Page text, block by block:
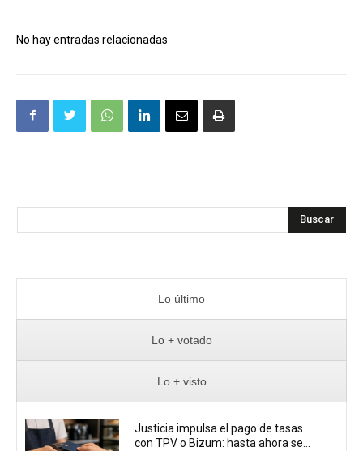
No hay entradas relacionadas
Buscar
Lo último
Lo + votado
Lo + visto
Justicia impulsa el pago de tasas
con TPV o Bizum: hasta ahora se...